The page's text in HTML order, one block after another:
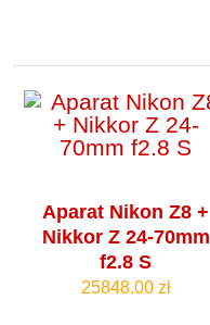
Aparat Nikon Z8 +
Nikkor Z 24-70mm
f2.8 S
25848.00 zł